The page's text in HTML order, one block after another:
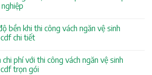
bền khi thi công vách ngăn vệ sinh
chi tiết
phí với thi công vách ngăn vệ sinh
trọn gói